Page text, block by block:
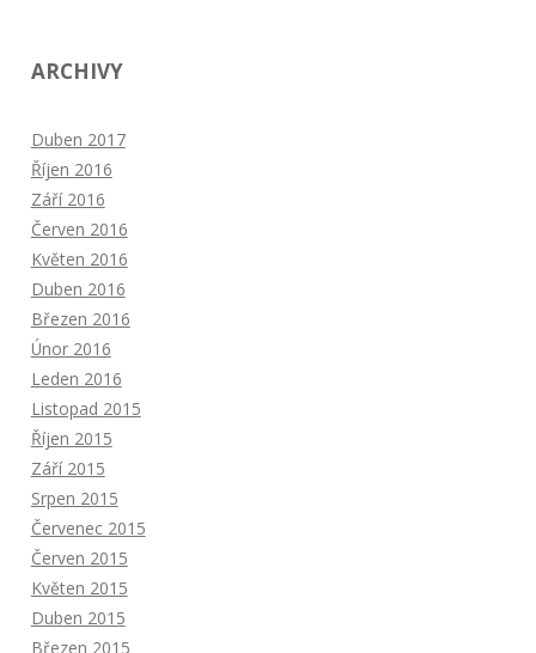
ARCHIVY
Duben 2017
Říjen 2016
Září 2016
Červen 2016
Květen 2016
Duben 2016
Březen 2016
Únor 2016
Leden 2016
Listopad 2015
Říjen 2015
Září 2015
Srpen 2015
Červenec 2015
Červen 2015
Květen 2015
Duben 2015
Březen 2015